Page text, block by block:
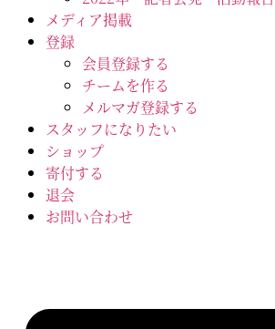
メディア掲載
登録
会員登録する
チームを作る
メルマガ登録する
スタッフになりたい
ショップ
寄付する
退会
お問い合わせ